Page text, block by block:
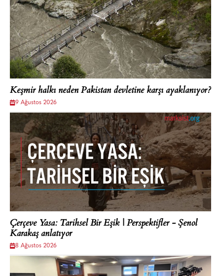
Keşmir halkı neden Pakistan devletine karşı ayaklanıyor?
9 Ağustos 2026
Çerçeve Yasa: Tarihsel Bir Eşik | Perspektifler - Şenol
Karakaş anlatıyor
8 Ağustos 2026